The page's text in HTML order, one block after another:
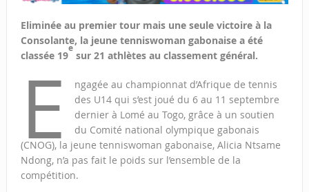
Eliminée au premier tour mais une seule victoire à la
Consolante, la jeune tenniswoman gabonaise a été
classée 19
e
sur 21 athlètes au classement général.
E
ngagée au championnat d’Afrique de tennis
des U14 qui s’est joué du 6 au 11 septembre
dernier à Lomé au Togo, grâce à un soutien
du Comité national olympique gabonais
(CNOG), la jeune tenniswoman gabonaise, Alicia Ntsame
Ndong, n’a pas fait le poids sur l’ensemble de la
compétition.